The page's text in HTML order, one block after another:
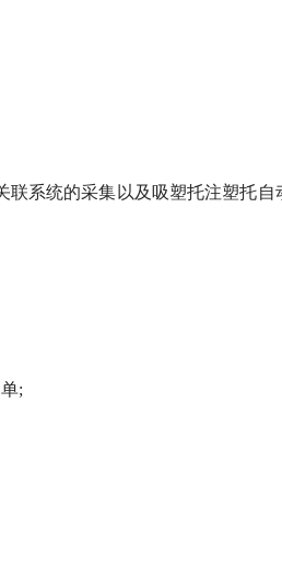
系统的采集以及吸塑托注塑托
;